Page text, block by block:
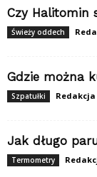
Czy Halitomin
Świeży oddech
Gdzie można
Szpatułki Redakcja
Jak długo
Termometry